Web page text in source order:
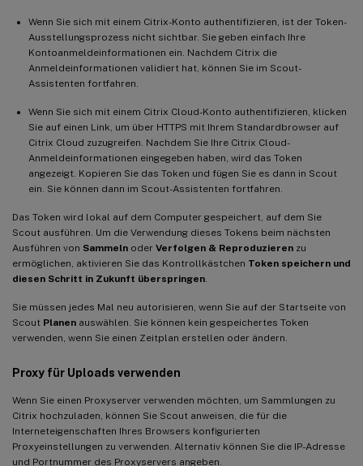
Wenn Sie sich mit einem Citrix-Konto authentifizieren, ist der Token-
Ausstellungsprozess nicht sichtbar. Sie geben einfach Ihre
Kontoanmeldeinformationen ein. Nachdem Citrix die
Anmeldeinformationen validiert hat, können Sie im Scout-
Assistenten fortfahren.
Wenn Sie sich mit einem Citrix Cloud-Konto authentifizieren, klicken
Sie auf einen Link, um über HTTPS mit Ihrem Standardbrowser auf
Citrix Cloud zuzugreifen. Nachdem Sie Ihre Citrix Cloud-
Anmeldeinformationen eingegeben haben, wird das Token
angezeigt. Kopieren Sie das Token und fügen Sie es dann in Scout
ein. Sie können dann im Scout-Assistenten fortfahren.
Das Token wird lokal auf dem Computer gespeichert, auf dem Sie
Scout ausführen. Um die Verwendung dieses Tokens beim nächsten
Ausführen von Sammeln oder Verfolgen & Reproduzieren zu
ermöglichen, aktivieren Sie das Kontrollkästchen Token speichern und
diesen Schritt in Zukunft überspringen
Sie müssen jedes Mal neu autorisieren, wenn Sie auf der Startseite von
Scout Planen auswählen. Sie können kein gespeichertes Token
verwenden, wenn Sie einen Zeitplan erstellen oder ändern.
Proxy für Uploads verwenden
Wenn Sie einen Proxyserver verwenden möchten, um Sammlungen zu
Citrix hochzuladen, können Sie Scout anweisen, die für die
Interneteigenschaften Ihres Browsers konfigurierten
Proxyeinstellungen zu verwenden. Alternativ können Sie die IP-Adresse
und Portnummer des Proxyservers angeben.